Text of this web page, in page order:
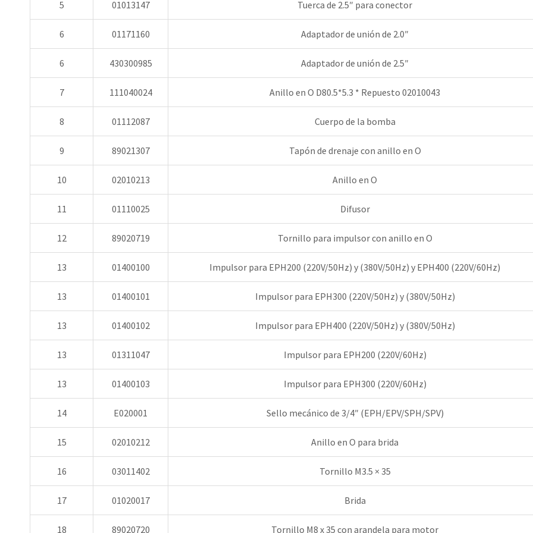
5 01013147 Tuerca de 2.5″ para conector
6 01171160 Adaptador de unión de 2.0″
6 430300985 Adaptador de unión de 2.5″
7 111040024 Anillo en O D80.5*5.3 * Repuesto 02010043
8 01112087 Cuerpo de la bomba
9 89021307 Tapón de drenaje con anillo en O
10 02010213 Anillo en O
11 01110025 Difusor
12 89020719 Tornillo para impulsor con anillo en O
13 01400100 Impulsor para EPH200 (220V/50Hz) y (380V/50Hz) y EPH400 (220V/60Hz)
13 01400101 Impulsor para EPH300 (220V/50Hz) y (380V/50Hz)
13 01400102 Impulsor para EPH400 (220V/50Hz) y (380V/50Hz)
13 01311047 Impulsor para EPH200 (220V/60Hz)
13 01400103 Impulsor para EPH300 (220V/60Hz)
14 E020001 Sello mecánico de 3/4″ (EPH/EPV/SPH/SPV)
15 02010212 Anillo en O para brida
16 03011402 Tornillo M3.5 × 35
17 01020017 Brida
18 89020720 Tornillo M8 x 35 con arandela para motor